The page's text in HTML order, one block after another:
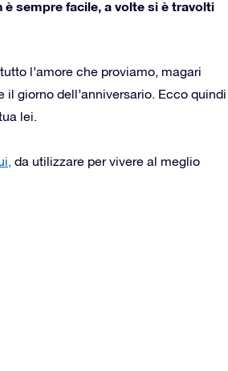
sempre facile, a volte si è travolti
l’amore che proviamo, magari
il giorno dell’anniversario. Ecco quindi
lei.
da utilizzare per vivere al meglio